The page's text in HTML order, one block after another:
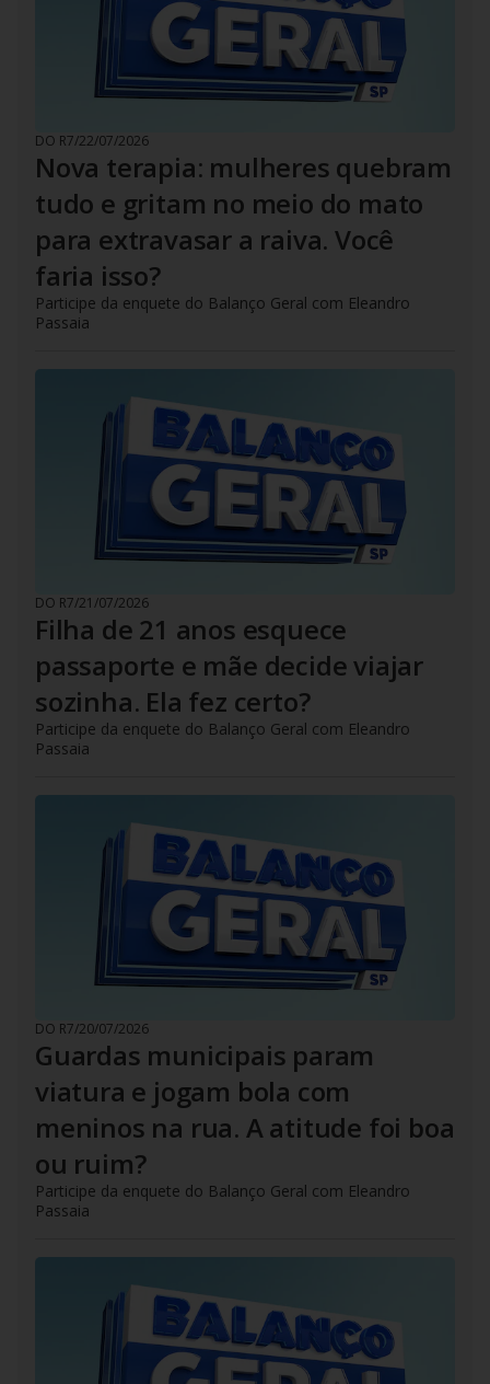
DO R7/22/07/2026
Nova terapia: mulheres quebram
tudo e gritam no meio do mato
para extravasar a raiva. Você
faria isso?
Participe da enquete do Balanço Geral com Eleandro
Passaia
DO R7/21/07/2026
Filha de 21 anos esquece
passaporte e mãe decide viajar
sozinha. Ela fez certo?
Participe da enquete do Balanço Geral com Eleandro
Passaia
DO R7/20/07/2026
Guardas municipais param
viatura e jogam bola com
meninos na rua. A atitude foi boa
ou ruim?
Participe da enquete do Balanço Geral com Eleandro
Passaia